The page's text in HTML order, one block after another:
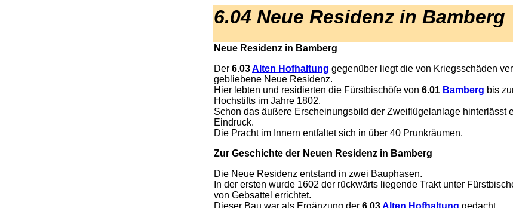
6.04 Neue Residenz in Bamberg
Neue Residenz in Bamberg
Der 6.03Alten Hofhaltung gegenüber liegt die von Kriegsschäden
gebliebene Neue Residenz.
Hier lebten und residierten die Fürstbischöfe von 6.01 Bamberg bis
Hochstifts im Jahre 1802.
Schon das äußere Erscheinungsbild der Zweiflügelanlage hinterlässt
Eindruck.
Die Pracht im Innern entfaltet sich in über 40 Prunkräumen.
Zur Geschichte der Neuen Residenz in Bamberg
Die Neue Residenz entstand in zwei Bauphasen.
In der ersten wurde 1602 der rückwärts liegende Trakt unter
von Gebsattel errichtet.
Dieser Bau war als Ergänzung der 6.03Alten Hofhaltung gedacht.